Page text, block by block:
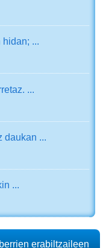
...
...
daukan ...
...
erabiltzaileen